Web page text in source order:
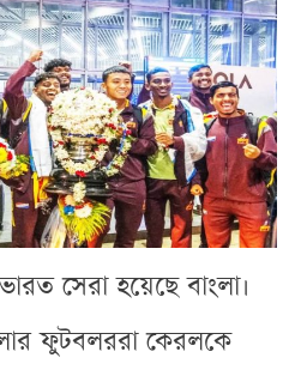
সেরা হয়েছে বাংলা।
ফুটবলররা কেরলকে